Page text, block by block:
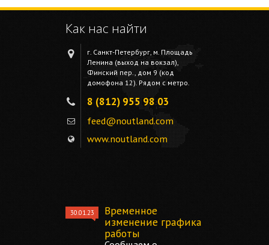
Как нас найти
г. Санкт-Петербург, м. Площадь
Ленина (выход на вокзал),
Финский пер., дом 9 (код
домофона 12). Рядом с метро.
8 (812) 955 98 03
feed@noutland.com
www.noutland.com
30.01.23
Временное
изменение графика
работы